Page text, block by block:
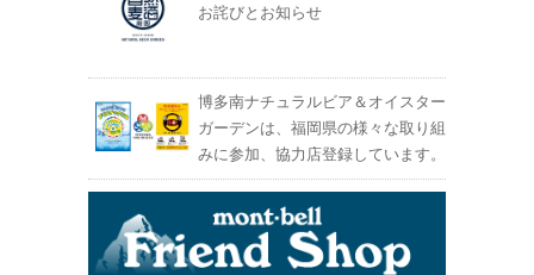
お詫びとお知らせ
博多南ナチュラルビア＆オイスター
ガーデンは、福岡県の様々な取り組
みに参加、協力店登録しています。